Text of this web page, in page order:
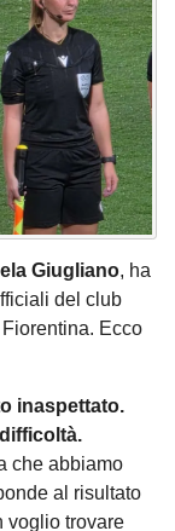
Giugliano, ha
del club
Ecco
inaspettato.
che abbiamo
al risultato
voglio trovare